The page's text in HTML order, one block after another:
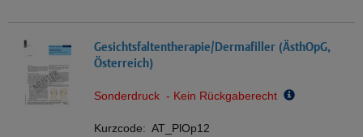
Gesichtsfaltentherapie/Dermafiller (ÄsthOpG,
Österreich)
Sonderdruck - Kein Rückgaberecht
Kurzcode: AT_PlOp12